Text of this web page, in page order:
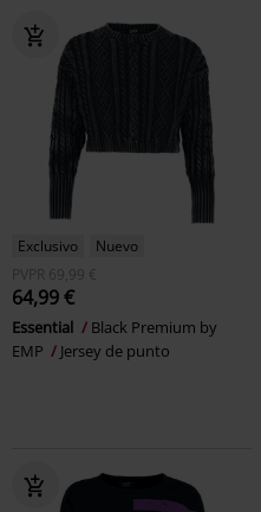
Exclusivo
Nuevo
PVPR 69,99 €
64,99 €
Essential
Black Premium by
EMP
Jersey de punto